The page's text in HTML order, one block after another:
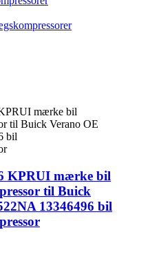
KPRUI mærke bil
til Buick
13346496 bil